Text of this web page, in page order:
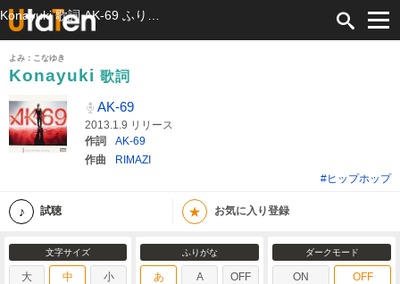
よみ：こなゆき
Konayuki 歌詞
AK-69
2013.1.9 リリース
作詞
AK-69
作曲
RIMAZI
#ヒップホップ
試聴 ★ お気に入り登録
文字サイズ
大 中 小
ふりがな
あ A OFF
ダークモード
ON OFF